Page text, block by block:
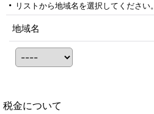
リストから地域名を選択してください。
地域名
税金について